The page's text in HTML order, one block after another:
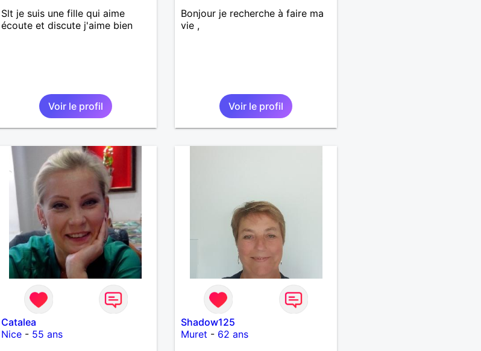
Slt je suis une fille qui aime
écoute et discute j'aime bien
Voir le profil
Bonjour je recherche à faire ma
vie ,
Voir le profil
Catalea
Nice- 55 ans
Shadow125
Muret - 62 ans